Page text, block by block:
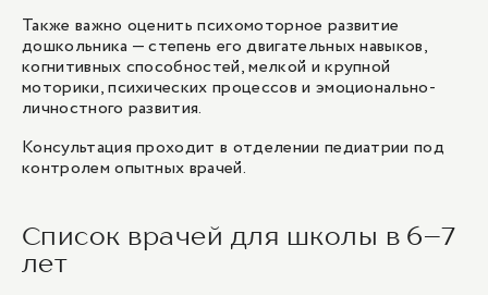
Также важно оценить психомоторное развитие
дошкольника — степень его двигательных навыков,
когнитивных способностей, мелкой и крупной
моторики, психических процессов и эмоционально-
личностного развития.
Консультация проходит в отделении педиатрии под
контролем опытных врачей.
Список врачей для школы в 6–7
лет